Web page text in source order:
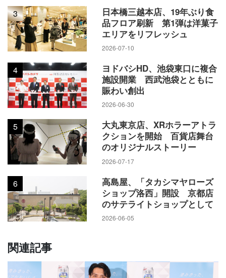
3
日本橋三越本店、19年ぶり食
品フロア刷新 第1弾は洋菓子
エリアをリフレッシュ
2026-07-10
4
ヨドバシHD、池袋東口に複合
施設開業 西武池袋とともに
賑わい創出
2026-06-30
5
大丸東京店、XRホラーアトラ
クションを開始 百貨店舞台
のオリジナルストーリー
2026-07-17
6
高島屋、「タカシマヤローズ
ショップ洛西」開設 京都店
のサテライトショップとして
2026-06-05
関連記事